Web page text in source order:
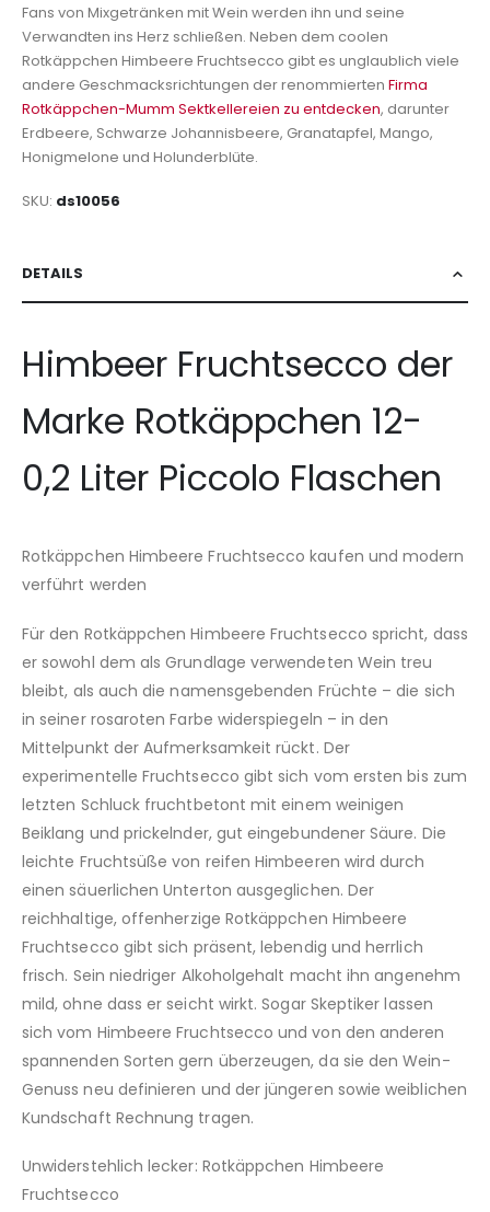
Fans von Mixgetränken mit Wein werden ihn und seine
Verwandten ins Herz schließen. Neben dem coolen
Rotkäppchen Himbeere Fruchtsecco gibt es unglaublich viele
andere Geschmacksrichtungen der renommierten Firma
Rotkäppchen-Mumm Sektkellereien zu entdecken, darunter
Erdbeere, Schwarze Johannisbeere, Granatapfel, Mango,
Honigmelone und Holunderblüte.
SKU ds10056
DETAILS
Himbeer Fruchtsecco der
Marke Rotkäppchen 12-
0,2 Liter Piccolo Flaschen
Rotkäppchen Himbeere Fruchtsecco kaufen und modern
verführt werden
Für den Rotkäppchen Himbeere Fruchtsecco spricht, dass
er sowohl dem als Grundlage verwendeten Wein treu
bleibt, als auch die namensgebenden Früchte – die sich
in seiner rosaroten Farbe widerspiegeln – in den
Mittelpunkt der Aufmerksamkeit rückt. Der
experimentelle Fruchtsecco gibt sich vom ersten bis zum
letzten Schluck fruchtbetont mit einem weinigen
Beiklang und prickelnder, gut eingebundener Säure. Die
leichte Fruchtsüße von reifen Himbeeren wird durch
einen säuerlichen Unterton ausgeglichen. Der
reichhaltige, offenherzige Rotkäppchen Himbeere
Fruchtsecco gibt sich präsent, lebendig und herrlich
frisch. Sein niedriger Alkoholgehalt macht ihn angenehm
mild, ohne dass er seicht wirkt. Sogar Skeptiker lassen
sich vom Himbeere Fruchtsecco und von den anderen
spannenden Sorten gern überzeugen, da sie den Wein-
Genuss neu definieren und der jüngeren sowie weiblichen
Kundschaft Rechnung tragen.
Unwiderstehlich lecker: Rotkäppchen Himbeere
Fruchtsecco